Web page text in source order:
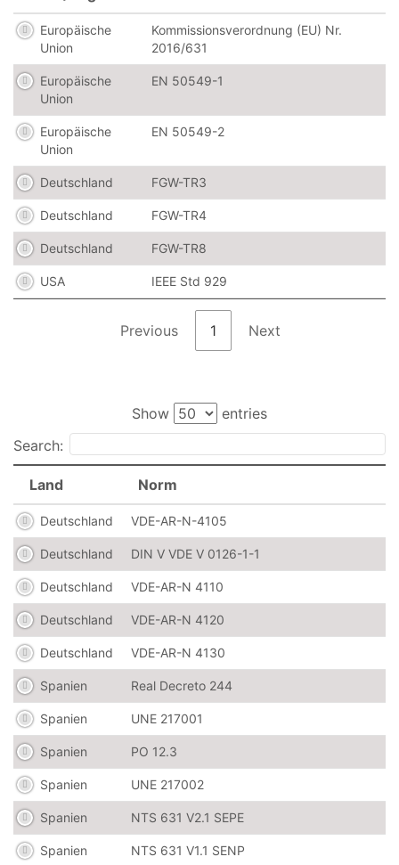
Europäische
Union
Kommissionsverordnung (EU) Nr.
2016/631
Europäische
Union
EN 50549-1
Europäische
Union
EN 50549-2
Deutschland FGW-TR3
Deutschland FGW-TR4
Deutschland FGW-TR8
USA IEEE Std 929
Previous 1 Next
Show
entries
Search:
Land Norm
Deutschland VDE-AR-N-4105
Deutschland DIN V VDE V 0126-1-1
Deutschland VDE-AR-N 4110
Deutschland VDE-AR-N 4120
Deutschland VDE-AR-N 4130
Spanien Real Decreto 244
Spanien UNE 217001
Spanien PO 12.3
Spanien UNE 217002
Spanien NTS 631 V2.1 SEPE
Spanien NTS 631 V1.1 SENP